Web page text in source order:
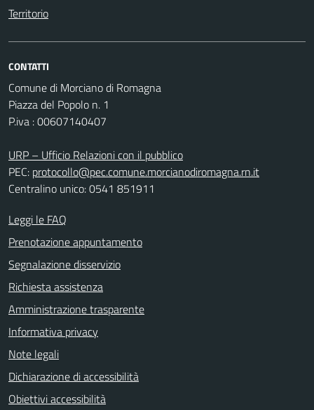
Territorio
CONTATTI
Comune di Morciano di Romagna
Piazza del Popolo n. 1
P.iva : 00607140407
URP – Ufficio Relazioni con il pubblico
PEC: protocollo@pec.comune.morcianodiromagna.rn.it
Centralino unico: 0541 851911
Leggi le FAQ
Prenotazione appuntamento
Segnalazione disservizio
Richiesta assistenza
Amministrazione trasparente
Informativa privacy
Note legali
Dichiarazione di accessibilità
Obiettivi accessibilità